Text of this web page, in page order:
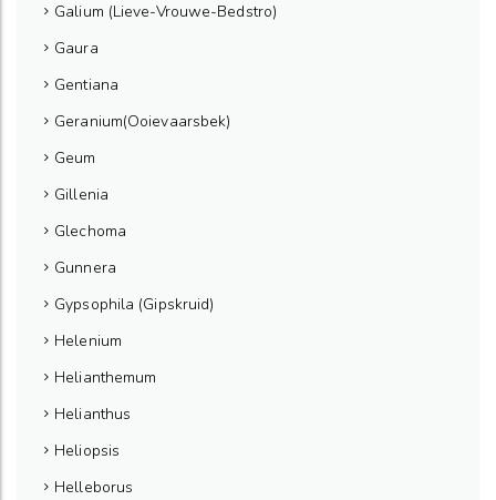
Galium (Lieve-Vrouwe-Bedstro)
Gaura
Gentiana
Geranium(Ooievaarsbek)
Geum
Gillenia
Glechoma
Gunnera
Gypsophila (Gipskruid)
Helenium
Helianthemum
Helianthus
Heliopsis
Helleborus